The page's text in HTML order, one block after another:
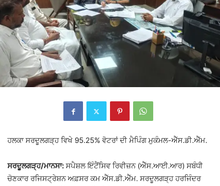
ਹਲਕਾ ਸਰਦੂਲਗੜ੍ਹ ਵਿਖੇ 95.25% ਵੋਟਰਾਂ ਦੀ ਮੈਪਿੰਗ ਮੁਕੰਮਲ-ਐੱਸ.ਡੀ.ਐੱਮ.
ਸਰਦੂਲਗੜ੍ਹ/ਮਾਨਸਾ: ਸਪੈਸ਼ਲ ਇੰਟੈਂਸਿਵ ਰਿਵੀਜ਼ਨ (ਐੱਸ.ਆਈ.ਆਰ) ਸਬੰਧੀ
ਚੋਣਕਾਰ ਰਜਿਸਟ੍ਰੇਸ਼ਨ ਅਫ਼ਸਰ ਕਮ ਐੱਸ.ਡੀ.ਐੱਮ. ਸਰਦੂਲਗੜ੍ਹ ਹਰਜਿੰਦਰ